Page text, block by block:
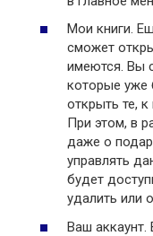
Мои книги.
сможет
имеются. Вы
которые уже
открыть те,
При этом, в
даже о
управлять
будет
удалить или
Ваш аккаунт.